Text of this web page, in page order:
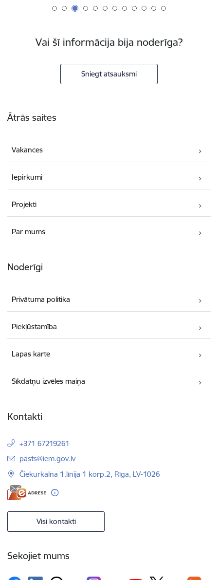
Vai šī informācija bija noderīga?
Sniegt atsauksmi
Ātrās saites
Vakances
Iepirkumi
Projekti
Par mums
Noderīgi
Privātuma politika
Piekļūstamība
Lapas karte
Sīkdatņu izvēles maiņa
Kontakti
+371 67219261
E-pasts:
pasts@iem.gov.lv
Čiekurkalna 1.līnija 1 korp.2, Rīga, LV-1026
Visi kontakti
Sekojiet mums